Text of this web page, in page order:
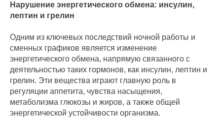
Нарушение энергетического обмена: инсулин,
лептин и грелин
Одним из ключевых последствий ночной работы и
сменных графиков является изменение
энергетического обмена, напрямую связанного с
деятельностью таких гормонов, как инсулин, лептин и
грелин. Эти вещества играют главную роль в
регуляции аппетита, чувства насыщения,
метаболизма глюкозы и жиров, а также общей
энергетической устойчивости организма.